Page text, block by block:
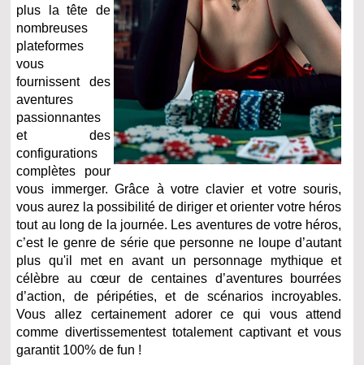
plus la tête de
nombreuses
plateformes
vous
fournissent des
aventures
passionnantes
et des
configurations
complètes pour
vous immerger. Grâce à votre clavier et votre souris,
vous aurez la possibilité de diriger et orienter votre héros
tout au long de la journée. Les aventures de votre héros,
c’est le genre de série que personne ne loupe d’autant
plus qu'il met en avant un personnage mythique et
célèbre au cœur de centaines d’aventures bourrées
d’action, de péripéties, et de scénarios incroyables.
Vous allez certainement adorer ce qui vous attend
comme divertissementest totalement captivant et vous
garantit 100% de fun !